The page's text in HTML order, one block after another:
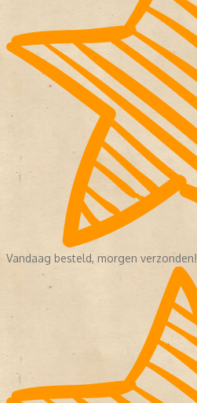
Vandaag besteld, morgen verzonden!